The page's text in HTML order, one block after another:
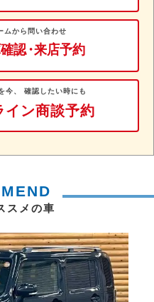
ムから問い合わせ
認・来店予約
今、 確認したい時にも
イン商談予約
スメの車